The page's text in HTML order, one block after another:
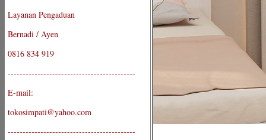
Layanan Pengaduan
Bernadi / Ayen
0816 834 919
-------------------------------------------
E-mail:
tokosimpati@yahoo.com
-------------------------------------------